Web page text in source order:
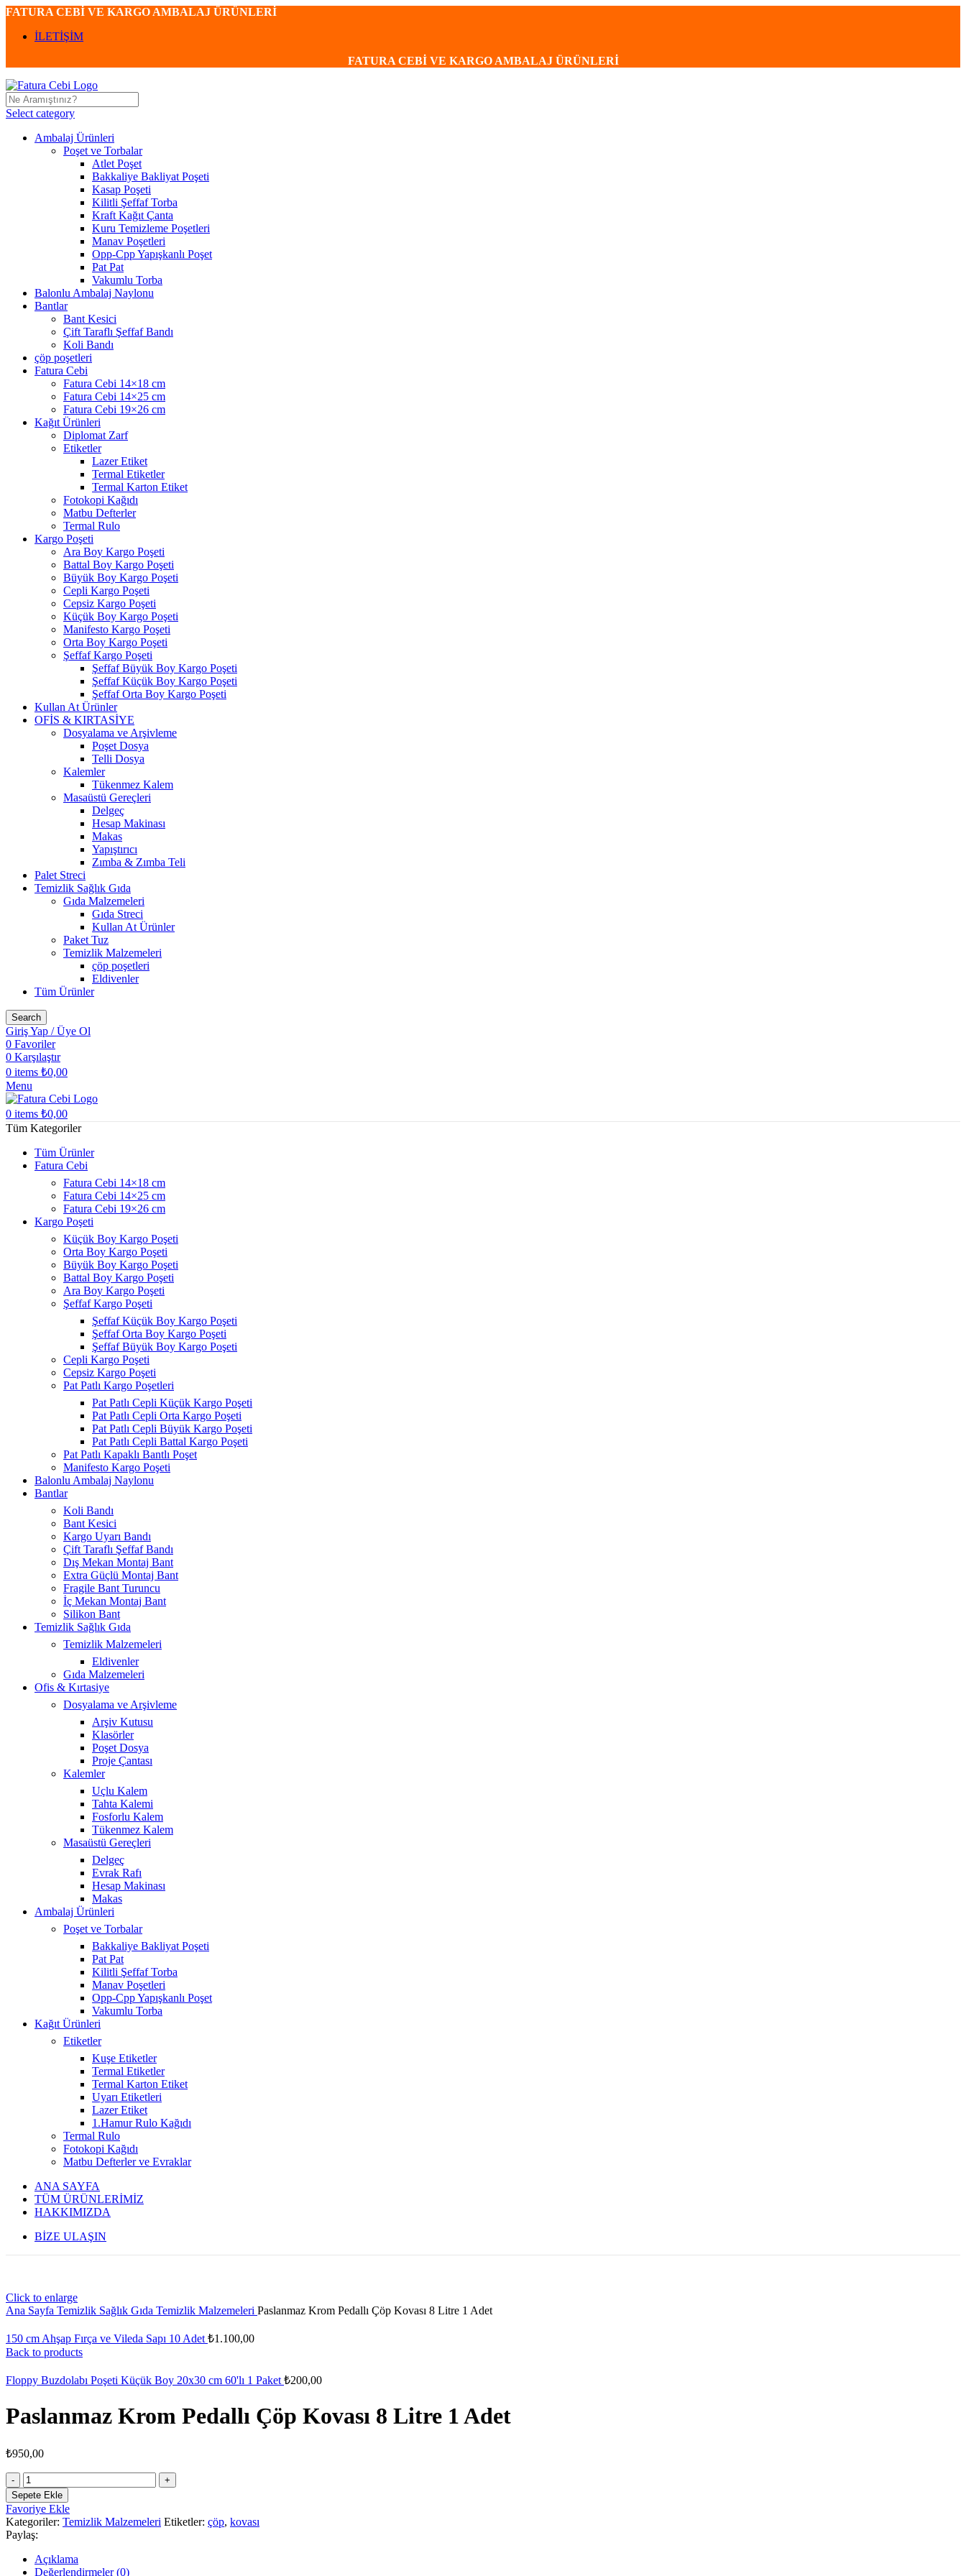
FATURA CEBİ VE KARGO AMBALAJ ÜRÜNLERİ
İLETİŞİM
FATURA CEBİ VE KARGO AMBALAJ ÜRÜNLERİ
Select category
Ambalaj Ürünleri
Poşet ve Torbalar
Atlet Poşet
Bakkaliye Bakliyat Poşeti
Kasap Poşeti
Kilitli Şeffaf Torba
Kraft Kağıt Çanta
Kuru Temizleme Poşetleri
Manav Poşetleri
Opp-Cpp Yapışkanlı Poşet
Pat Pat
Vakumlu Torba
Balonlu Ambalaj Naylonu
Bantlar
Bant Kesici
Çift Taraflı Şeffaf Bandı
Koli Bandı
çöp poşetleri
Fatura Cebi
Fatura Cebi 14×18 cm
Fatura Cebi 14×25 cm
Fatura Cebi 19×26 cm
Kağıt Ürünleri
Diplomat Zarf
Etiketler
Lazer Etiket
Termal Etiketler
Termal Karton Etiket
Fotokopi Kağıdı
Matbu Defterler
Termal Rulo
Kargo Poşeti
Ara Boy Kargo Poşeti
Battal Boy Kargo Poşeti
Büyük Boy Kargo Poşeti
Cepli Kargo Poşeti
Cepsiz Kargo Poşeti
Küçük Boy Kargo Poşeti
Manifesto Kargo Poşeti
Orta Boy Kargo Poşeti
Şeffaf Kargo Poşeti
Şeffaf Büyük Boy Kargo Poşeti
Şeffaf Küçük Boy Kargo Poşeti
Şeffaf Orta Boy Kargo Poşeti
Kullan At Ürünler
OFİS & KIRTASİYE
Dosyalama ve Arşivleme
Poşet Dosya
Telli Dosya
Kalemler
Tükenmez Kalem
Masaüstü Gereçleri
Delgeç
Hesap Makinası
Makas
Yapıştırıcı
Zımba & Zımba Teli
Palet Streci
Temizlik Sağlık Gıda
Gıda Malzemeleri
Gıda Streci
Kullan At Ürünler
Paket Tuz
Temizlik Malzemeleri
çöp poşetleri
Eldivenler
Tüm Ürünler
Search
Giriş Yap / Üye Ol
0 Favoriler
0 Karşılaştır
0 items ₺0,00
Menu
0 items ₺0,00
Tüm Kategoriler
Tüm Ürünler
Fatura Cebi
Fatura Cebi 14×18 cm
Fatura Cebi 14×25 cm
Fatura Cebi 19×26 cm
Kargo Poşeti
Küçük Boy Kargo Poşeti
Orta Boy Kargo Poşeti
Büyük Boy Kargo Poşeti
Battal Boy Kargo Poşeti
Ara Boy Kargo Poşeti
Şeffaf Kargo Poşeti
Şeffaf Küçük Boy Kargo Poşeti
Şeffaf Orta Boy Kargo Poşeti
Şeffaf Büyük Boy Kargo Poşeti
Cepli Kargo Poşeti
Cepsiz Kargo Poşeti
Pat Patlı Kargo Poşetleri
Pat Patlı Cepli Küçük Kargo Poşeti
Pat Patlı Cepli Orta Kargo Poşeti
Pat Patlı Cepli Büyük Kargo Poşeti
Pat Patlı Cepli Battal Kargo Poşeti
Pat Patlı Kapaklı Bantlı Poşet
Manifesto Kargo Poşeti
Balonlu Ambalaj Naylonu
Bantlar
Koli Bandı
Bant Kesici
Kargo Uyarı Bandı
Çift Taraflı Şeffaf Bandı
Dış Mekan Montaj Bant
Extra Güçlü Montaj Bant
Fragile Bant Turuncu
İç Mekan Montaj Bant
Silikon Bant
Temizlik Sağlık Gıda
Temizlik Malzemeleri
Eldivenler
Gıda Malzemeleri
Ofis & Kırtasiye
Dosyalama ve Arşivleme
Arşiv Kutusu
Klasörler
Poşet Dosya
Proje Çantası
Kalemler
Uçlu Kalem
Tahta Kalemi
Fosforlu Kalem
Tükenmez Kalem
Masaüstü Gereçleri
Delgeç
Evrak Rafı
Hesap Makinası
Makas
Ambalaj Ürünleri
Poşet ve Torbalar
Bakkaliye Bakliyat Poşeti
Pat Pat
Kilitli Şeffaf Torba
Manav Poşetleri
Opp-Cpp Yapışkanlı Poşet
Vakumlu Torba
Kağıt Ürünleri
Etiketler
Kuşe Etiketler
Termal Etiketler
Termal Karton Etiket
Uyarı Etiketleri
Lazer Etiket
1.Hamur Rulo Kağıdı
Termal Rulo
Fotokopi Kağıdı
Matbu Defterler ve Evraklar
ANA SAYFA
TÜM ÜRÜNLERİMİZ
HAKKIMIZDA
BİZE ULAŞIN
Click to enlarge
Ana Sayfa Temizlik Sağlık Gıda Temizlik Malzemeleri Paslanmaz Krom Pedallı Çöp Kovası 8 Litre 1 Adet
150 cm Ahşap Fırça ve Vileda Sapı 10 Adet ₺1.100,00
Back to products
Floppy Buzdolabı Poşeti Küçük Boy 20x30 cm 60'lı 1 Paket ₺200,00
Paslanmaz Krom Pedallı Çöp Kovası 8 Litre 1 Adet
₺950,00
Paslanmaz
Krom
Pedallı
Çöp
Kovası
8
Litre
1
Sepete Ekle
Favoriye Ekle
Kategoriler: Temizlik Malzemeleri Etiketler: çöp, kovası
Paylaş:
Açıklama
Değerlendirmeler (0)